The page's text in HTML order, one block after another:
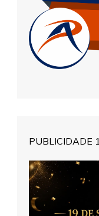
PUBLICIDADE